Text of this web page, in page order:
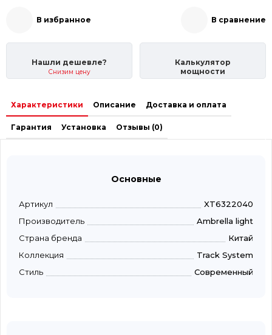
В избранное В сравнение
Нашли дешевле?
Снизим цену
Калькулятор
мощности
Характеристики Описание Доставка и оплата
Гарантия Установка Отзывы (0)
Основные
Артикул
XT6322040
Производитель
Ambrella light
Страна бренда
Китай
Коллекция
Track System
Стиль
Современный